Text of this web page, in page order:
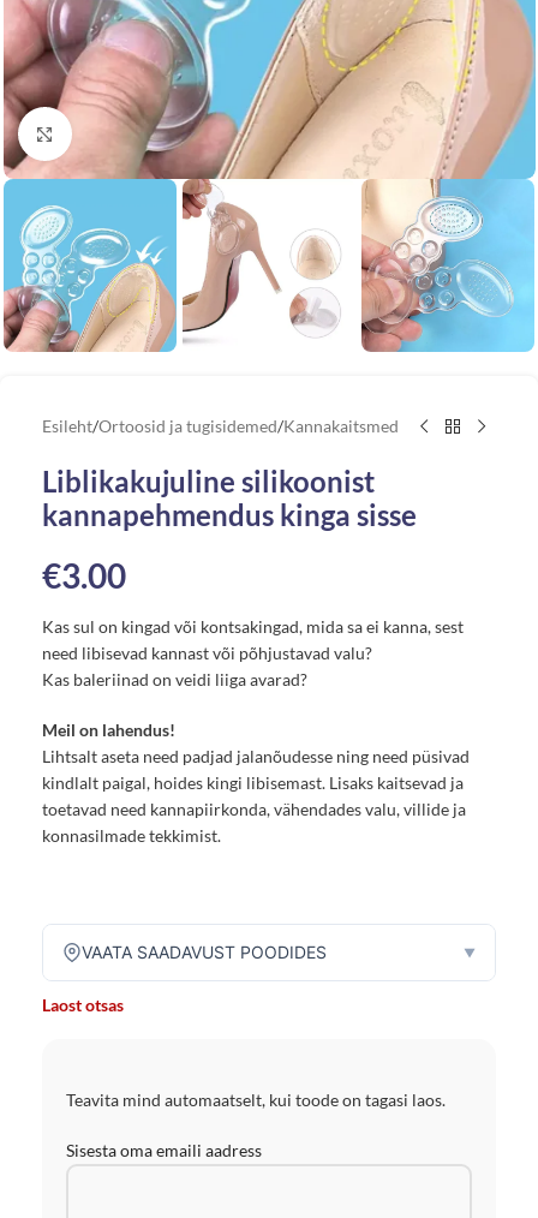
Vaata suuremat pilti
Esileht/Ortoosid ja tugisidemed/Kannakaitsmed
Liblikakujuline silikoonist
kannapehmendus kinga sisse
€3.00
Kas sul on kingad või kontsakingad, mida sa ei kanna, sest
need libisevad kannast või põhjustavad valu?
Kas baleriinad on veidi liiga avarad?
Meil on lahendus!
Lihtsalt aseta need padjad jalanõudesse ning need püsivad
kindlalt paigal, hoides kingi libisemast. Lisaks kaitsevad ja
toetavad need kannapiirkonda, vähendades valu, villide ja
konnasilmade tekkimist.
VAATA SAADAVUST POODIDES ▼
Laost otsas
Teavita mind automaatselt, kui toode on tagasi laos.
Sisesta oma emaili aadress